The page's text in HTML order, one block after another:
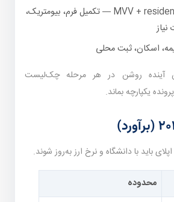
MVV + residence permit — تکمیل فرم، بیومتریک،
اسکان، ثبت محلی
آینده روشن در هر مرحله چک‌لیست
یکپارچه بماند.
باید با دانشگاه و نرخ ارز به‌روز شوند.
محدوده